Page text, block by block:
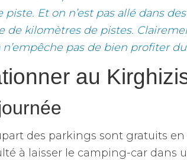
piste. Et on n’est pas allé dans
de kilomètres de pistes.
n’empêche pas de bien profiter
au
des parkings sont gratuits en
à laisser le camping-car dans